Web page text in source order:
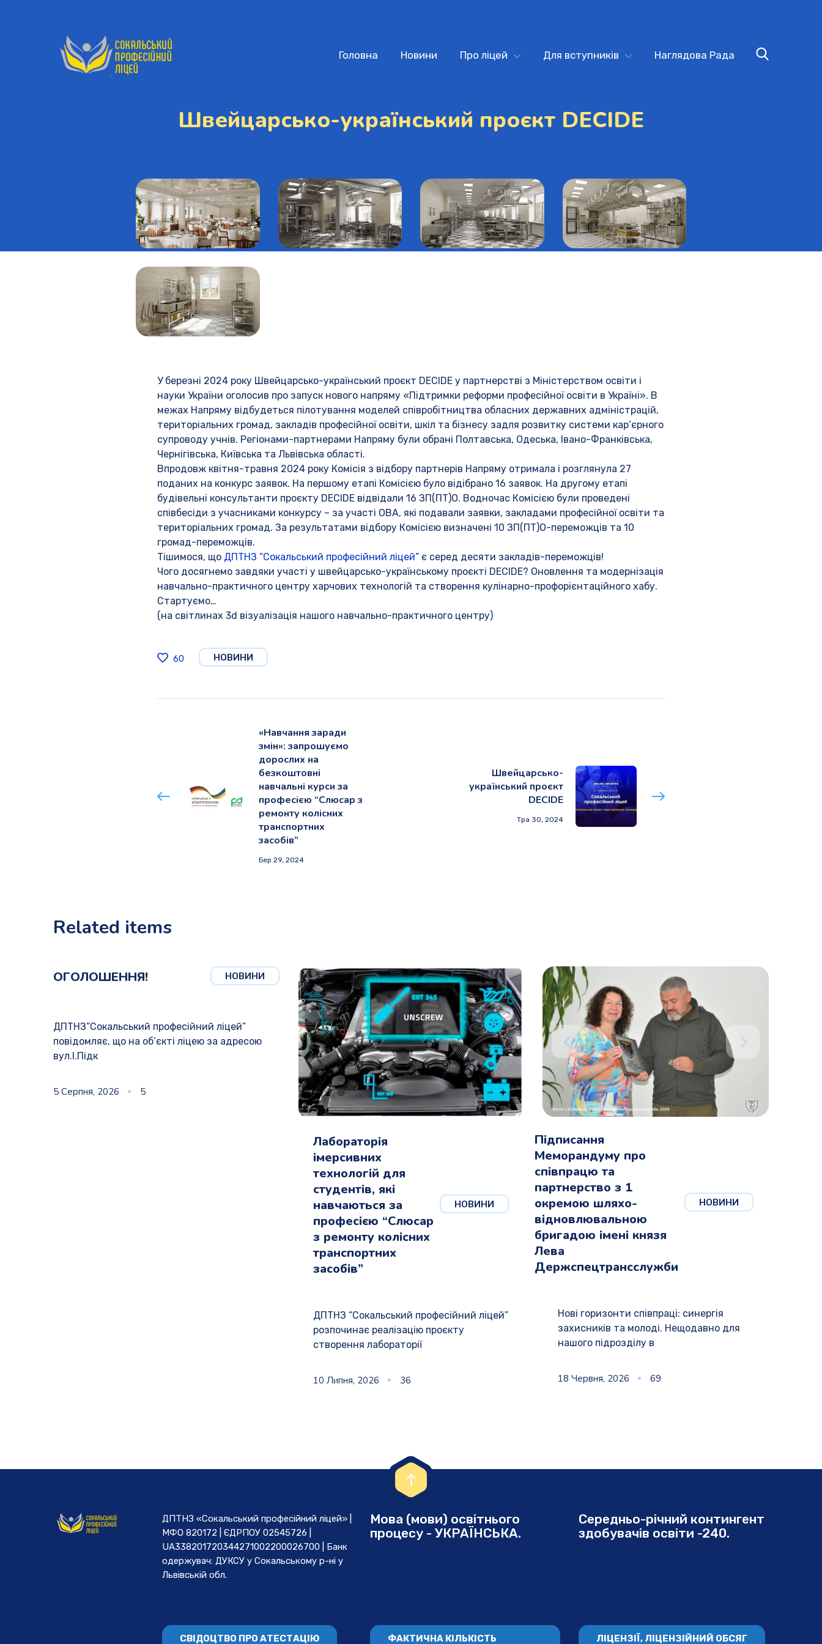
Головна Новини Про ліцей Для вступників Наглядова Рада
Швейцарсько-український проєкт DECIDE
У березні 2024 року Швейцарсько-український проєкт DECIDE у партнерстві з Міністерством освіти і
науки України оголосив про запуск нового напряму «Підтримки реформи професійної освіти в Україні». В
межах Напряму відбудеться пілотування моделей співробітництва обласних державних адміністрацій,
територіальних громад, закладів професійної освіти, шкіл та бізнесу задля розвитку системи кар’єрного
супроводу учнів. Регіонами-партнерами Напряму були обрані Полтавська, Одеська, Івано-Франківська,
Чернігівська, Київська та Львівська області.
Впродовж квітня-травня 2024 року Комісія з відбору партнерів Напряму отримала і розглянула 27
поданих на конкурс заявок. На першому етапі Комісією було відібрано 16 заявок. На другому етапі
будівельні консультанти проєкту DECIDE відвідали 16 ЗП(ПТ)О. Водночас Комісією були проведені
співбесіди з учасниками конкурсу – за участі ОВА, які подавали заявки, закладами професійної освіти та
територіальних громад. За результатами відбору Комісією визначені 10 ЗП(ПТ)О-переможців та 10
громад-переможців.
Тішимося, що ДПТНЗ “Сокальський професійний ліцей” є серед десяти закладів-переможців!
Чого досягнемо завдяки участі у швейцарсько-українському проєкті DECIDE? Оновлення та модернізація
навчально-практичного центру харчових технологій та створення кулінарно-профорієнтаційного хабу.
Стартуємо…
(на світлинах 3d візуалізація нашого навчально-практичного центру)
60 НОВИНИ
«Навчання заради
змін»: запрошуємо
дорослих на
безкоштовні
навчальні курси за
професією “Слюсар з
ремонту колісних
транспортних
засобів”
Бер 29, 2024
Швейцарсько-
український проєкт
DECIDE
Тра 30, 2024
Related items
НОВИНИ
ОГОЛОШЕННЯ!
ДПТНЗ”Сокальський професійний ліцей”
повідомляє, що на об’єкті ліцею за адресою
вул.І.Підк
5 Серпня, 2026 5
НОВИНИ
Лабораторія
імерсивних
технологій для
студентів, які
навчаються за
професією “Слюсар
з ремонту колісних
транспортних
засобів”
ДПТНЗ “Сокальський професійний ліцей”
розпочинає реалізацію проєкту
створення лабораторії
10 Липня, 2026 36
НОВИНИ
Підписання
Меморандуму про
співпрацю та
партнерство з 1
окремою шляхо-
відновлювальною
бригадою імені князя
Лева
Держспецтрансслужби
Нові горизонти співпраці: синергія
захисників та молоді. Нещодавно для
нашого підрозділу в
18 Червня, 2026 69
ДПТНЗ «Сокальський професійний ліцей» |
МФО 820172 | ЄДРПОУ 02545726 |
UA338201720344271002200026700 | Банк
одержувач: ДУКСУ у Cокальському р-ні у
Львівській обл.
Мова (мови) освітнього
процесу - УКРАЇНСЬКА.
Середньо-річний контингент
здобувачів освіти -240.
СВІДОЦТВО ПРО АТЕСТАЦІЮ ФАКТИЧНА КІЛЬКІСТЬ ЛІЦЕНЗІЇ, ЛІЦЕНЗІЙНИЙ ОБСЯГ